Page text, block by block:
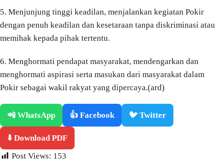
5. Menjunjung tinggi keadilan, menjalankan kegiatan Pokir
dengan penuh keadilan dan kesetaraan tanpa diskriminasi atau
memihak kepada pihak tertentu.
6. Menghormati pendapat masyarakat, mendengarkan dan
menghormati aspirasi serta masukan dari masyarakat dalam
Pokir sebagai wakil rakyat yang dipercaya.(ard)
📲 WhatsApp 👍 Facebook 🐦 Twitter
⬇️ Download PDF
Post Views: 153